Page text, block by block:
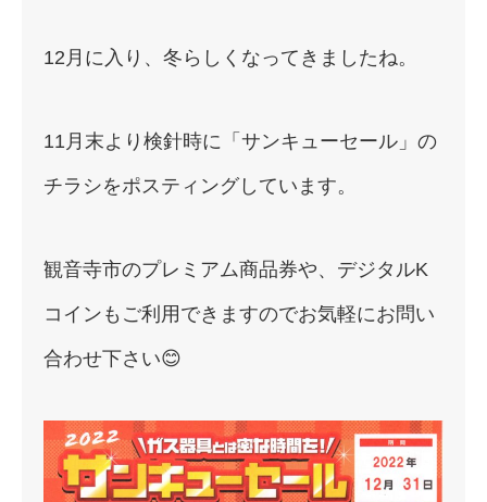
12月に入り、冬らしくなってきましたね。
11月末より検針時に「サンキューセール」の
チラシをポスティングしています。
観音寺市のプレミアム商品券や、デジタルK
コインもご利用できますのでお気軽にお問い
合わせ下さい😊